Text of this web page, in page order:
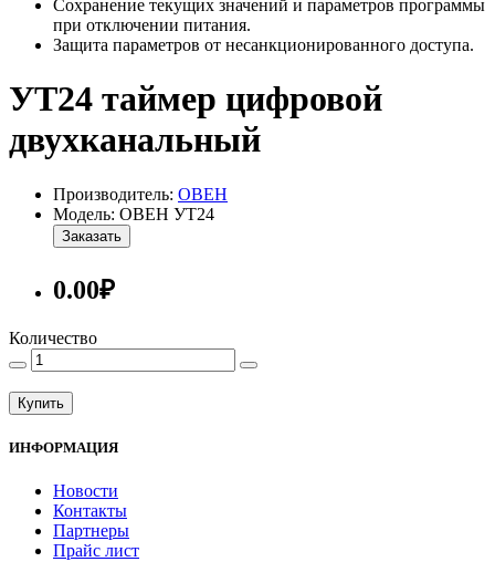
Сохранение текущих значений и параметров программы
при отключении питания.
Защита параметров от несанкционированного доступа.
УТ24 таймер цифровой
двухканальный
Производитель: ОВЕН
Модель: ОВЕН УТ24
Заказать
0.00₽
Количество
Купить
ИНФОРМАЦИЯ
Новости
Контакты
Партнеры
Прайс лист